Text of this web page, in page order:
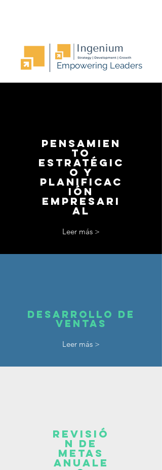
Empowering Leaders
pensamien
to
estratégic
o y
planificac
ión
empresari
al
Leer más >
Desarrollo de
ventas
Leer más >
Revisió
n de
metas
anuale